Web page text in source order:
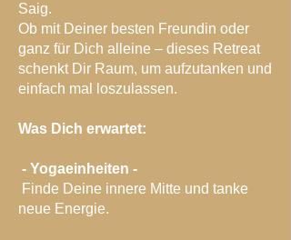
Saig.
Ob mit Deiner besten Freundin oder
ganz für Dich alleine – dieses Retreat
schenkt Dir Raum, um aufzutanken und
einfach mal loszulassen.
Was Dich erwartet:
- Yogaeinheiten -
Finde Deine innere Mitte und tanke
neue Energie.